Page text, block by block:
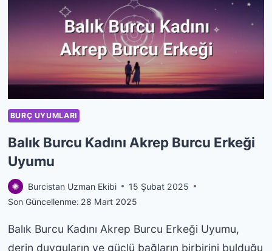
ERKEĞI
UYUMU
BURÇ UYUMLARI
Balık Burcu Kadını Akrep Burcu Erkeği
Uyumu
Burcistan Uzman Ekibi
15 Şubat 2025
Son Güncellenme: 28 Mart 2025
Balık Burcu Kadını Akrep Burcu Erkeği Uyumu,
derin duyguların ve güçlü bağların birbirini bulduğu